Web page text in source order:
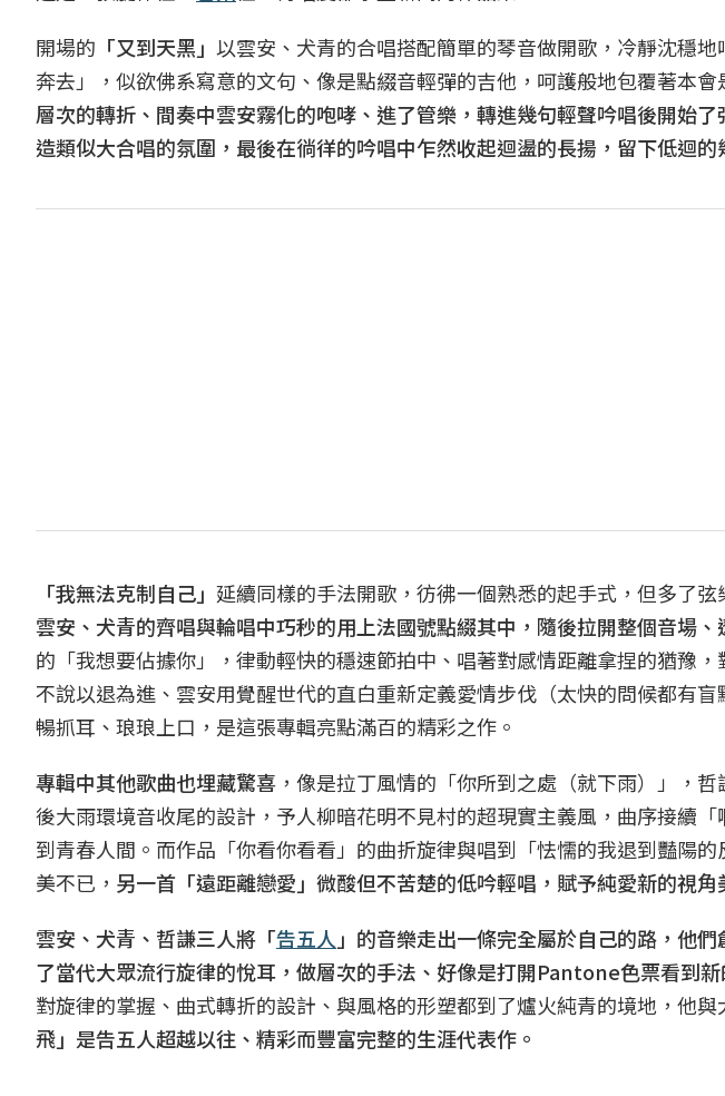
開場的 「又到天黑」 以雲安、犬青的合唱搭配簡單的琴音做開歌，冷靜沈穩
奔去」，似欲佛系寫意的文句、像是點綴音輕彈的吉他，呵護般地包覆著本會
層次的轉折、間奏中雲安霧化的咆哮、進了管樂，轉進幾句輕聲吟唱後開始
造類似大合唱的氛圍，最後在徜徉的吟唱中乍然收起迴盪的長揚，留下低迴的
「我無法克制自己」 延續同樣的手法開歌，彷彿一個熟悉的起手式，但多了
雲安、犬青的齊唱與輪唱中巧秒的用上法國號點綴其中，隨後拉開整個音場、
的「我想要佔據你」，律動輕快的穩速節拍中、唱著對感情距離拿捏的猶豫
不說以退為進、雲安用覺醒世代的直白重新定義愛情步伐（太快的問候都有
暢抓耳、琅琅上口，是這張專輯亮點滿百的精彩之作。
專輯中其他歌曲也埋藏驚喜 ，像是拉丁風情的「你所到之處（就下雨）」，
後大雨環境音收尾的設計，予人柳暗花明不見村的超現實主義風，曲序接續
到青春人間。而作品「你看你看看」的曲折旋律與唱到「怯懦的我退到豔陽
美不已， 另一首「遠距離戀愛」微酸但不苦楚的低吟輕唱，賦予純愛新的視角
雲安、犬青、哲謙三人將「告五人 」的音樂走出一條完全屬於自己的路，他
了當代大眾流行旋律的悅耳，做層次的手法、好像是打開Pantone色票看到
對旋律的掌握、曲式轉折的設計、與風格的形塑都到了爐火純青的境地，他
飛」是告五人超越以往、精彩而豐富完整的生涯代表作。